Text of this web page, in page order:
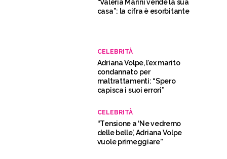
“Valeria Marini vende la sua
casa”: la cifra è esorbitante
CELEBRITÀ
Adriana Volpe, l’ex marito
condannato per
maltrattamenti: “Spero
capisca i suoi errori”
CELEBRITÀ
“Tensione a ‘Ne vedremo
delle belle’, Adriana Volpe
vuole primeggiare”